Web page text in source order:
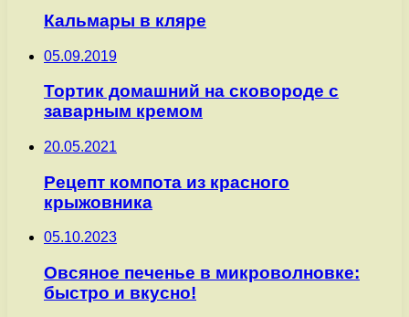
Кальмары в кляре
05.09.2019
Тортик домашний на сковороде с
заварным кремом
20.05.2021
Рецепт компота из красного
крыжовника
05.10.2023
Овсяное печенье в микроволновке:
быстро и вкусно!